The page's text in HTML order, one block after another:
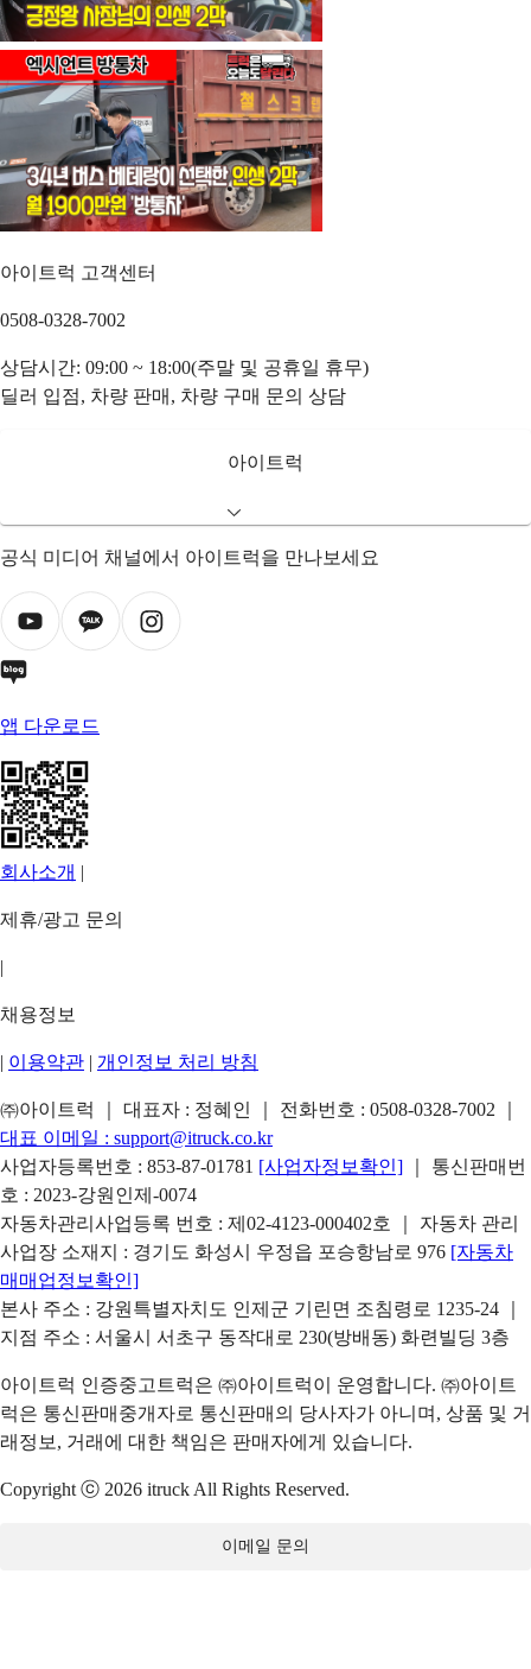
아이트럭 고객센터
0508-0328-7002
상담시간: 09:00 ~ 18:00(주말 및 공휴일 휴무)
딜러 입점, 차량 판매, 차량 구매 문의 상담
아이트럭
공식 미디어 채널에서 아이트럭을 만나보세요
앱 다운로드
회사소개 |
제휴/광고 문의
|
채용정보
| 이용약관 | 개인정보 처리 방침
㈜아이트럭 ｜ 대표자 : 정혜인 ｜ 전화번호 : 0508-0328-7002
대표 이메일 : support@itruck.co.kr
사업자등록번호 : 853-87-01781 [사업자정보확인]
｜ 통신판매번
호 : 2023-강원인제-0074
자동차관리사업등록 번호 : 제02-4123-000402호 ｜ 자동차 관리
사업장 소재지 : 경기도 화성시 우정읍 포승항남로 976 [자동차
매매업정보확인]
본사 주소 : 강원특별자치도 인제군 기린면 조침령로 1235-24 ｜
지점 주소 : 서울시 서초구 동작대로 230(방배동) 화련빌딩 3층
아이트럭 인증중고트럭은 ㈜아이트럭이 운영합니다. ㈜아이트
럭은 통신판매중개자로 통신판매의 당사자가 아니며, 상품 및 거
래정보, 거래에 대한 책임은 판매자에게 있습니다.
Copyright ⓒ 2026 itruck All Rights Reserved.
이메일 문의